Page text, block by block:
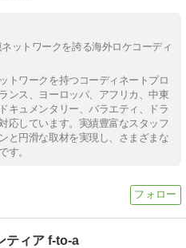
ットワークを誇る海外ロケコーディ
トワークを持つコーディネートプロ
ンス、ヨーロッパ、アフリカ、中東
キュメンタリー、バラエティ、ドラ
応しています。実績豊富なスタッフ
と円滑な取材を実現し、さまざまな
す。
ティア f-to-a